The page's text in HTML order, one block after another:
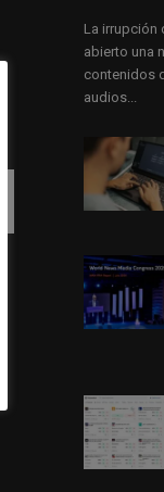
La irrupción
abierto una
contenidos
audios...